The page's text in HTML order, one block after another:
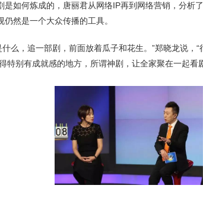
炼成的，唐丽君从网络IP再到网络营销，分析了
然是一个大众传播的工具。
追一部剧，前面放着瓜子和花生。”郑晓龙说，“
别有成就感的地方，所谓神剧，让全家聚在一起看